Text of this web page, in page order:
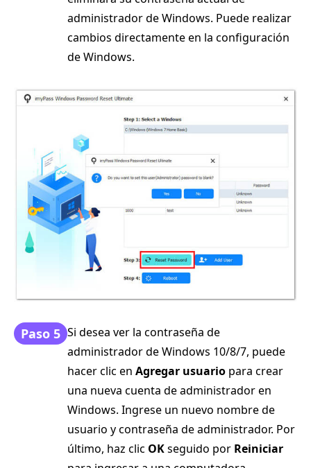
administrador de Windows. Puede realizar
cambios directamente en la configuración
de Windows.
Paso 5 Si desea ver la contraseña de
administrador de Windows 10/8/7, puede
hacer clic en Agregar usuario para crear
una nueva cuenta de administrador en
Windows. Ingrese un nuevo nombre de
usuario y contraseña de administrador. Por
último, haz clic OKseguido por Reiniciar